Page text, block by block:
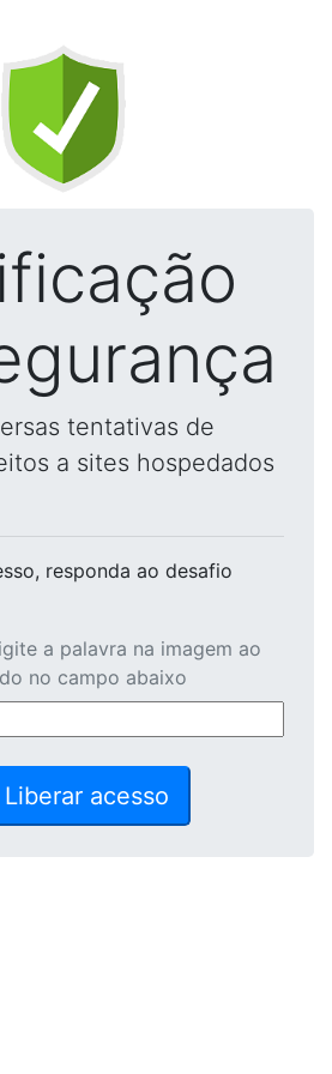
tentativas de
a sites hospedados
, responda ao desafio
a palavra na imagem ao
no campo abaixo